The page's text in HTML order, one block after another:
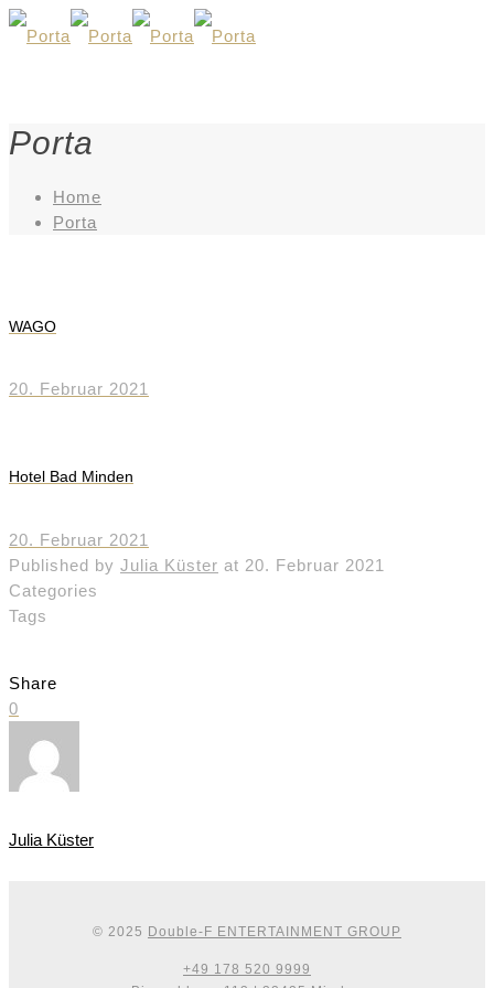
Porta
Home
Porta
WAGO
20. Februar 2021
Hotel Bad Minden
20. Februar 2021
Published by Julia Küster at 20. Februar 2021
Categories
Tags
Share
0
Julia Küster
© 2025 Double-F ENTERTAINMENT GROUP
+49 178 520 9999